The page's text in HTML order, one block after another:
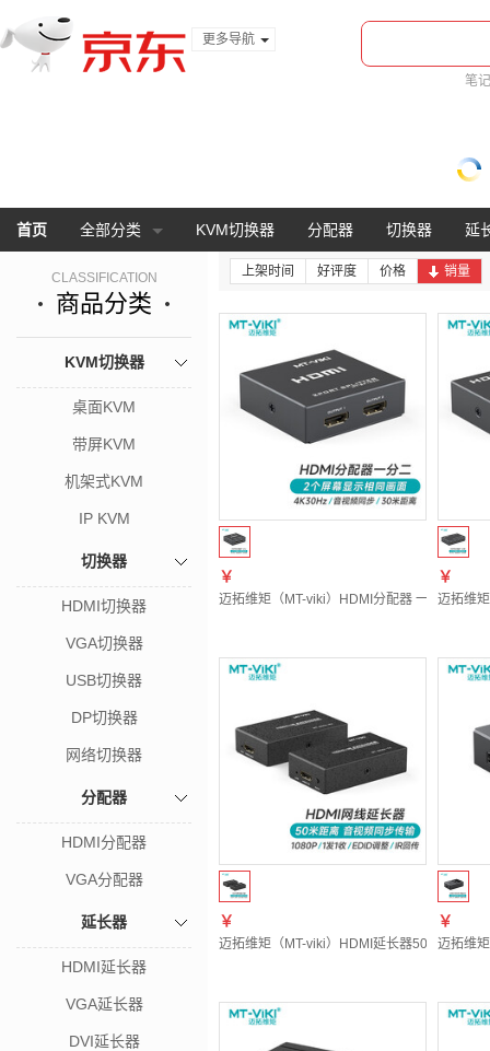
更多导航
笔
首页 全部分类 KVM切换器 分配器 切换器 延
CLASSIFICATION
商品分类
KVM切换器
桌面KVM
带屏KVM
机架式KVM
IP KVM
切换器
HDMI切换器
VGA切换器
USB切换器
DP切换器
网络切换器
分配器
HDMI分配器
VGA分配器
延长器
HDMI延长器
VGA延长器
DVI延长器
上架时间 好评度 价格 销量
￥
迈拓维矩（MT-viki）HDMI分配器 一分二 电
￥
迈拓维
￥
迈拓维矩（MT-viki）HDMI延长器50米 hdmi
￥
迈拓维